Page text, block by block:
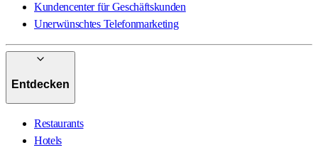
Kundencenter für Geschäftskunden
Unerwünschtes Telefonmarketing
Entdecken
Restaurants
Hotels